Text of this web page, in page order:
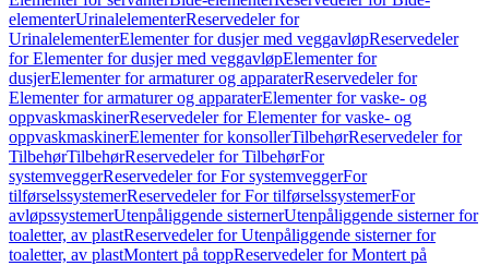
elementerUrinalelementerReservedeler for
UrinalelementerElementer for dusjer med veggavløpReservedeler
for Elementer for dusjer med veggavløpElementer for
dusjerElementer for armaturer og apparaterReservedeler for
Elementer for armaturer og apparaterElementer for vaske- og
oppvaskmaskinerReservedeler for Elementer for vaske- og
oppvaskmaskinerElementer for konsollerTilbehørReservedeler for
TilbehørTilbehørReservedeler for TilbehørFor
systemveggerReservedeler for For systemveggerFor
tilførselssystemerReservedeler for For tilførselssystemerFor
avløpssystemerUtenpåliggende sisternerUtenpåliggende sisterner for
toaletter, av plastReservedeler for Utenpåliggende sisterner for
toaletter, av plastMontert på toppReservedeler for Montert på